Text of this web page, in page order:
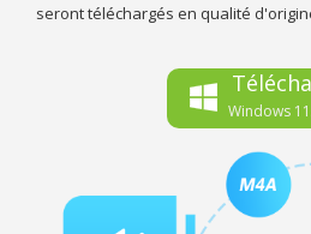
seront téléchargés en qualité
Windows